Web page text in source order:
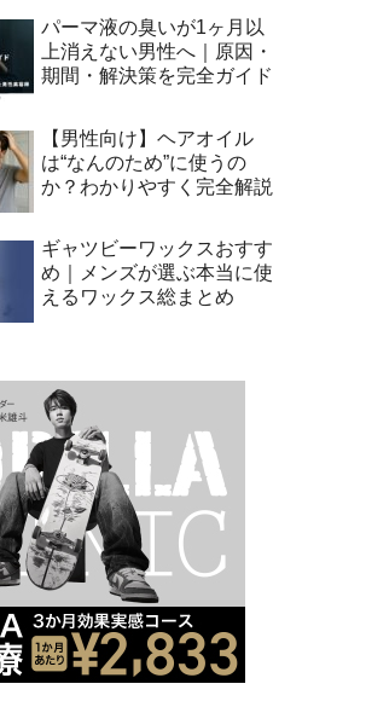
パーマ液の臭いが1ヶ月以
上消えない男性へ｜原因・
期間・解決策を完全ガイド
【男性向け】ヘアオイル
は“なんのため”に使うの
か？わかりやすく完全解説
ギャツビーワックスおすす
め｜メンズが選ぶ本当に使
えるワックス総まとめ